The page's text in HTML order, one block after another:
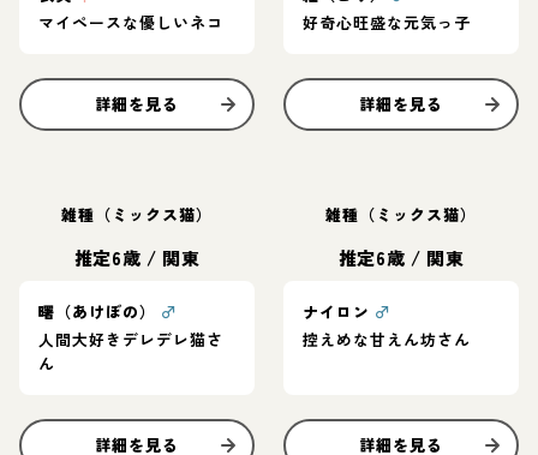
マイペースな優しいネコ
詳細を見る
好奇心旺盛な元気っ子
詳細を見る
雑種（ミックス猫）
推定6歳 / 関東
曙（あけぼの）
♂
人間大好きデレデレ猫さ
ん
詳細を見る
雑種（ミックス猫）
推定6歳 / 関東
ナイロン ♂
控えめな甘えん坊さん
詳細を見る